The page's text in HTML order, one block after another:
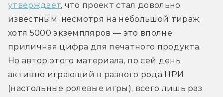
утверждает, что проект стал довольно
известным, несмотря на небольшой тираж,
хотя 5000 экземпляров — это вполне
приличная цифра для печатного продукта.
Но автор этого материала, по сей день
активно играющий в разного рода НРИ
(настольные ролевые игры), всего лишь раз